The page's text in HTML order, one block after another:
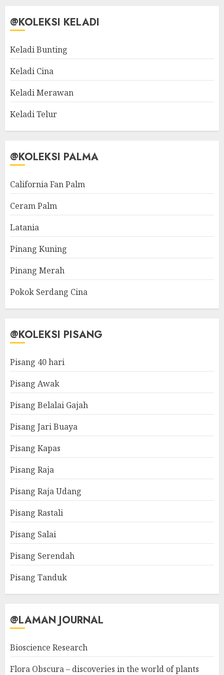
@KOLEKSI KELADI
Keladi Bunting
Keladi Cina
Keladi Merawan
Keladi Telur
@KOLEKSI PALMA
California Fan Palm
Ceram Palm
Latania
Pinang Kuning
Pinang Merah
Pokok Serdang Cina
@KOLEKSI PISANG
Pisang 40 hari
Pisang Awak
Pisang Belalai Gajah
Pisang Jari Buaya
Pisang Kapas
Pisang Raja
Pisang Raja Udang
Pisang Rastali
Pisang Salai
Pisang Serendah
Pisang Tanduk
@LAMAN JOURNAL
Bioscience Research
Flora Obscura – discoveries in the world of plants